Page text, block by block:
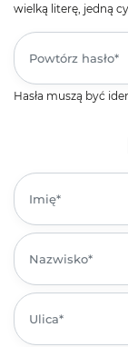
wielką literę, jedną
Hasła muszą być